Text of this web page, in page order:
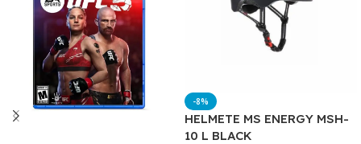
-8%
HELMETE MS ENERGY MSH-
10 L BLACK